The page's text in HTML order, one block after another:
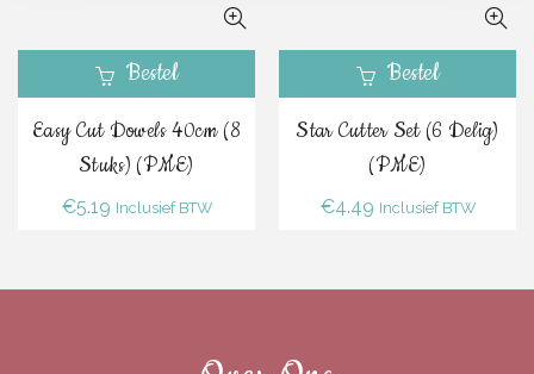
Bestel
Easy Cut Dowels 40cm (8
Stuks) (PME)
€5.19 Inclusief BTW
Bestel
Star Cutter Set (6 Delig)
(PME)
€4.49 Inclusief BTW